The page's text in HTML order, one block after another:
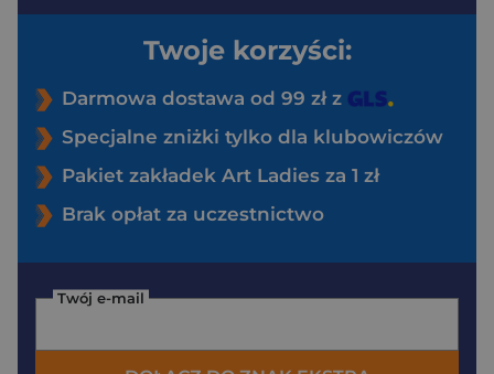
Twoje korzyści:
Darmowa dostawa od 99 zł z
Specjalne zniżki tylko dla klubowiczów
Pakiet zakładek Art Ladies za 1 zł
Brak opłat za uczestnictwo
Twój e-mail